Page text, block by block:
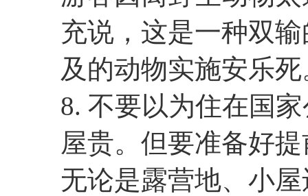
充说，这是一种双
及的动物实施安乐死
8. 不要以为住在国
屋贵。但要准备好
无论是露营地、小